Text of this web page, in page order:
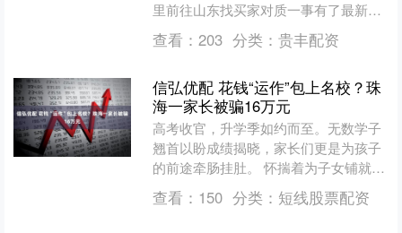
里前往山东找买家对质一事有了最新进
展。6月11日，程岩告诉南都N视频记
者，经山东省互....
查看： 203 分类： 贵丰配资
信弘优配 花钱“运作”包上名校？珠
海一家长被骗16万元
高考收官，升学季如约而至。无数学子
翘首以盼成绩揭晓，家长们更是为孩子
的前途牵肠挂肚。 怀揣着为子女铺就锦
绣前程的期盼，部分家长不惜重金，试
图为孩子叩开名校大门。....
查看： 150 分类： 短线股票配资